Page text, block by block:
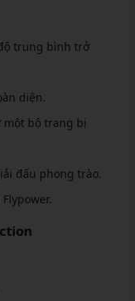
trung bình trở
diện.
một bộ trang bị
đấu phong trào.